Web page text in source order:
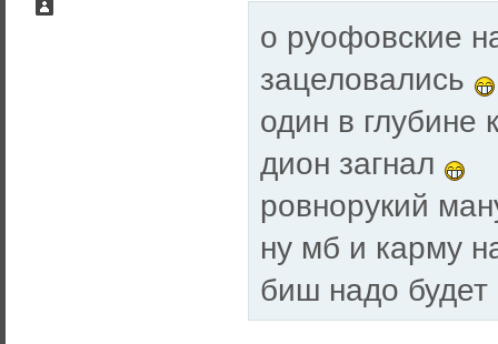
о руофовские
зацеловались
один в глубине
дион загнал
ровнорукий
ну мб и карму
биш надо будет